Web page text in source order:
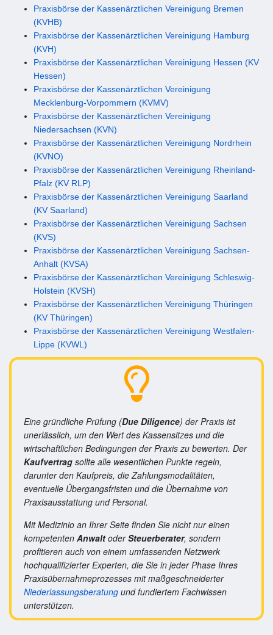
Praxisbörse der Kassenärztlichen Vereinigung Bremen
(KVHB)
Praxisbörse der Kassenärztlichen Vereinigung Hamburg
(KVH)
Praxisbörse der Kassenärztlichen Vereinigung Hessen (KV
Hessen)
Praxisbörse der Kassenärztlichen Vereinigung
Mecklenburg-Vorpommern (KVMV)
Praxisbörse der Kassenärztlichen Vereinigung
Niedersachsen (KVN)
Praxisbörse der Kassenärztlichen Vereinigung Nordrhein
(KVNO)
Praxisbörse der Kassenärztlichen Vereinigung Rheinland-
Pfalz (KV RLP)
Praxisbörse der Kassenärztlichen Vereinigung Saarland
(KV Saarland)
Praxisbörse der Kassenärztlichen Vereinigung Sachsen
(KVS)
Praxisbörse der Kassenärztlichen Vereinigung Sachsen-
Anhalt (KVSA)
Praxisbörse der Kassenärztlichen Vereinigung Schleswig-
Holstein (KVSH)
Praxisbörse der Kassenärztlichen Vereinigung Thüringen
(KV Thüringen)
Praxisbörse der Kassenärztlichen Vereinigung Westfalen-
Lippe (KVWL)
Eine gründliche Prüfung (Due Diligence) der Praxis ist
unerlässlich, um den Wert des Kassensitzes und die
wirtschaftlichen Bedingungen der Praxis zu bewerten. Der
Kaufvertrag sollte alle wesentlichen Punkte regeln,
darunter den Kaufpreis, die Zahlungsmodalitäten,
eventuelle Übergangsfristen und die Übernahme von
Praxisausstattung und Personal.
Mit Medizinio an Ihrer Seite finden Sie nicht nur einen
kompetenten Anwalt oderSteuerberater, sondern
profitieren auch von einem umfassenden Netzwerk
hochqualifizierter Experten, die Sie in jeder Phase Ihres
Praxisübernahmeprozesses mit maßgeschneiderter
Niederlassungsberatung und fundiertem Fachwissen
unterstützen.